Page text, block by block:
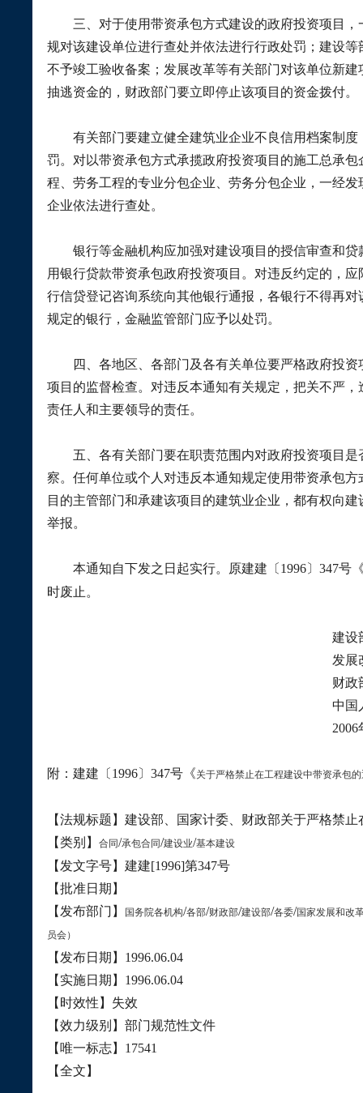
三、对于使用带资承包方式建设的政府投资项目，
规对该建设单位进行查处并依法进行行政处罚；建设
不予竣工验收备案；发展改革等有关部门对该单位新
抽逃资金的，财政部门要立即停止该项目的资金拨付。
有关部门要建立健全建筑业企业不良信用档案制度
罚。对以带资承包方式承揽政府投资项目的施工总承
程、劳务工程的专业分包企业、劳务分包企业，一经
企业依法进行查处。
银行等金融机构应加强对建设项目的授信审查和贷
用银行贷款带资承包政府投资项目。对违反约定的，
行信贷登记咨询系统向其他银行通报，各银行不得再
规定的银行，金融监管部门应予以处罚。
四、各地区、各部门及各有关单位要严格政府投资
项目的监督检查。对违反本通知有关规定，把关不严
责任人和主要领导的责任。
五、各有关部门要在职责范围内对政府投资项目是
察。任何单位或个人对违反本通知规定使用带资承包
目的主管部门和承建该项目的建筑业企业，都有权向
举报。
本通知自下发之日起实行。原建建〔 1996〕 347号
时废止。
建设
发展改革
财政
中国人民银
2006
附：建建〔 1996〕 347号《关于严格禁止在工程建设中带资承包
【法规标题】建设部、国家计委、财政部关于严格禁
【类别】
合同/承包合同/建设业/基本建设
【发文字号】建建[1996]第347号
【批准日期】
【发布部门】
国务院各机构/各部/财政部/建设部/各委/国家发展和改
员会）
【发布日期】 1996.06.04
【实施日期】 1996.06.04
【时效性】失效
【效力级别】部门规范性文件
【唯一标志】 17541
【全文】